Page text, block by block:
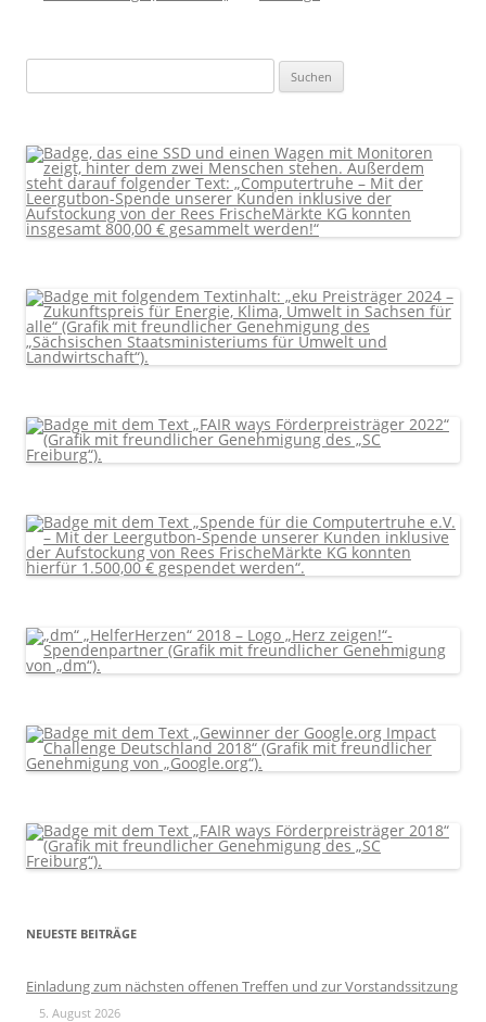
nach:
NEUESTE BEITRÄGE
Einladung zum nächsten offenen Treffen und zur Vorstandssitzung
5. August 2026